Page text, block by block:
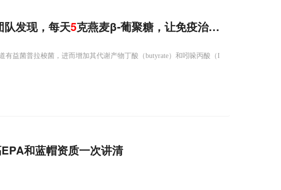
发现，每天5克燕麦β-葡聚糖，让免疫治疗“如虎添翼”
益菌普拉梭菌，进而增加其代谢产物丁酸（butyrate）和吲哚丙酸（I
和蓝帽资质一次讲清